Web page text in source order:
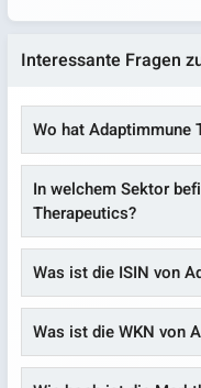
Interessante Fragen
Wo hat Adaptimmune
In welchem Sektor
Therapeutics?
Was ist die ISIN von
Was ist die WKN von